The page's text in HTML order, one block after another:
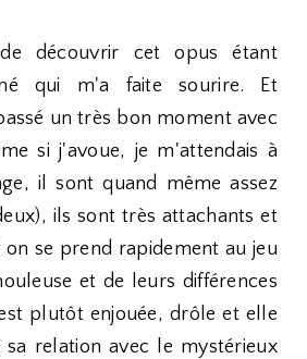
de découvrir cet opus étant
qui m'a faite sourire. Et
un très bon moment avec
si j'avoue, je m'attendais à
il sont quand même assez
ils sont très attachants et
se prend rapidement au jeu
et de leurs différences
plutôt enjouée, drôle et elle
sa relation avec le mystérieux